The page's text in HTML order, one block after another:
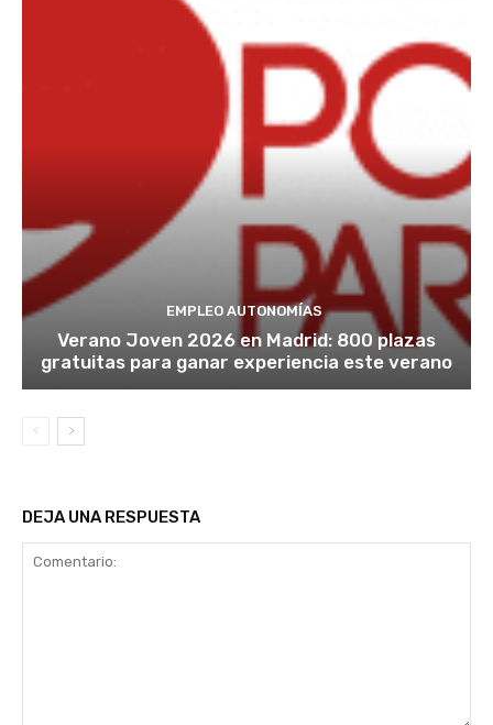
EMPLEO AUTONOMÍAS
Verano Joven 2026 en Madrid: 800 plazas
gratuitas para ganar experiencia este verano
DEJA UNA RESPUESTA